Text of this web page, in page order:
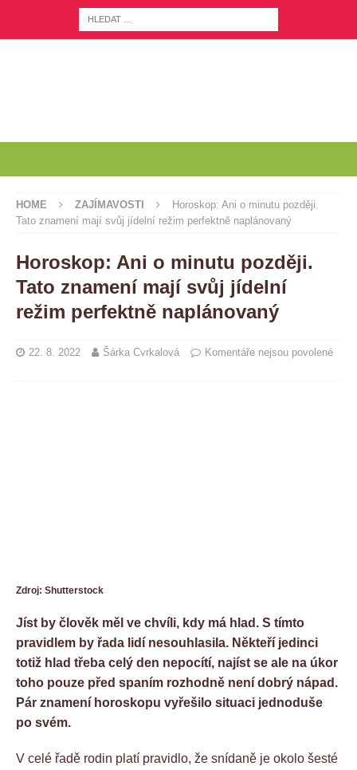
HOME ZAJÍMAVOSTI
Horoskop: Ani o minutu později.
Tato znamení mají svůj jídelní režim perfektně naplánovaný
Horoskop: Ani o minutu později.
Tato znamení mají svůj jídelní
režim perfektně naplánovaný
22. 8. 2022 Šárka Cvrkalová Komentáře nejsou povolené
Zdroj: Shutterstock
Jíst by člověk měl ve chvíli, kdy má hlad. S tímto
pravidlem by řada lidí nesouhlasila. Někteří jedinci
totiž hlad třeba celý den nepocítí, najíst se ale na úkor
toho pouze před spaním rozhodně není dobrý nápad.
Pár znamení horoskopu vyřešilo situaci jednoduše
po svém.
V celé řadě rodin platí pravidlo, že snídaně je okolo šesté